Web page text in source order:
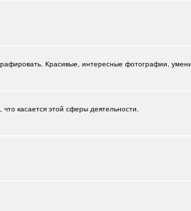
Красивые, интересные фотографии,
касается этой сферы деятельности.